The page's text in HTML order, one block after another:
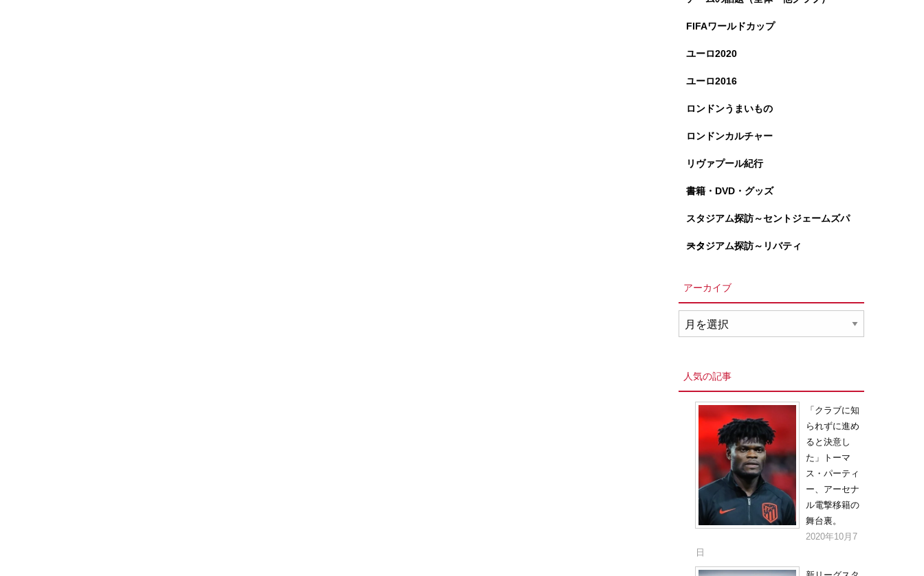
FIFAワールドカップ
ユーロ2020
ユーロ2016
ロンドンうまいもの
ロンドンカルチャー
リヴァプール紀行
書籍・DVD・グッズ
スタジアム探訪～セントジェームズパ
ーク
スタジアム探訪～リバティ
アーカイブ
ー
人気の記事
「クラブに知
られずに進め
ると決意し
た」トーマ
ス・パーティ
ー、アーセナ
ル電撃移籍の
舞台裏。
2020年10月7
日